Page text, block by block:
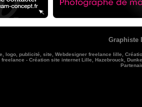
Graphiste
logo, publicité site Webdesigner freelance lille
freelance - Création site internet Lille, Hazebrouck,